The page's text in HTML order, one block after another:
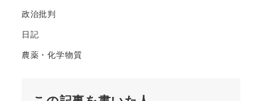
政治批判
日記
農薬・化学物質